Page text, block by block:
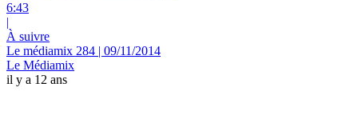
6:43
|
À suivre
Le médiamix 284 | 09/11/2014
Le Médiamix
il y a 12 ans